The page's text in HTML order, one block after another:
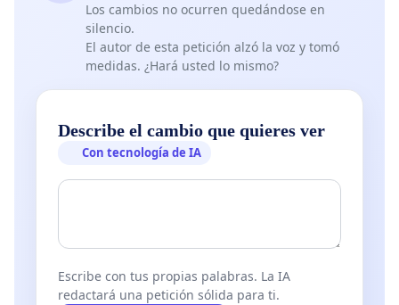
Los cambios no ocurren quedándose en
silencio.
El autor de esta petición alzó la voz y tomó
medidas. ¿Hará usted lo mismo?
Describe el cambio que quieres ver
Con tecnología de IA
Escribe con tus propias palabras. La IA
redactará una petición sólida para ti.